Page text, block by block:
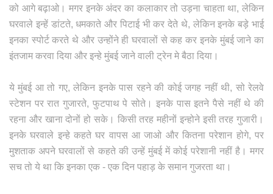
को आगे बढ़ाओ। मगर इनके अंदर का कलाकार तो उड़ना चाहता था, लेकिन
घरवाले इन्हें डांटते, धमकाते और पिटाई भी कर देते थे, लेकिन इनके बड़े भाई
इनका स्पोर्ट करते थे और उन्होंने ही घरवालों से कह कर इनके मुंबई जाने का
इंतजाम करवा दिया और इन्हे मुंबई जाने वाली ट्रेन मे बैठा दिया।
ये मुंबई आ तो गए, लेकिन इनके पास रहने की कोई जगह नहीं थी, सो रेलवे
स्टेशन पर रात गुजारते, फुटपाथ पे सोते। इनके पास इतने पैसे नहीं थे की
रहना और खाना दोनों हो सके। किसी तरह महीनों इन्होने इसी तरह गुजारी।
इनके घरवाले इन्हे कहते घर वापस आ जाओ और कितना परेशान होगे, पर
मुशताक अपने घरवालों से कहते की उन्हें मुंबई में कोई परेशानी नहीं है। मगर
सच तो ये था कि इनका एक - एक दिन पहाड़ के समान गुजरता था।